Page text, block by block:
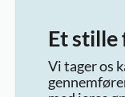
Et stille
Vi tager os